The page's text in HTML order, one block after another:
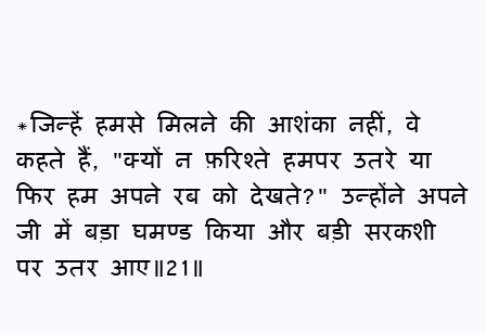
*जिन्हें हमसे मिलने की आशंका नहीं, वे
कहते हैं, "क्यों न फ़रिश्ते हमपर उतरे या
फिर हम अपने रब को देखते?" उन्होंने अपने
जी में बड़ा घमण्‍ड किया और बड़ी सरकशी
पर उतर आए॥21॥